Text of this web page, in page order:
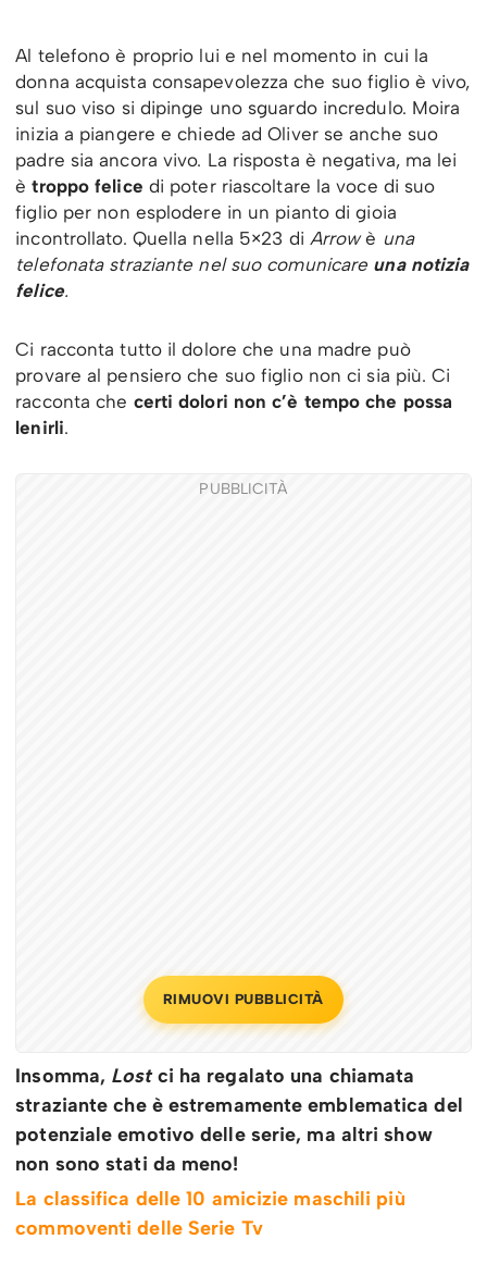
Al telefono è proprio lui e nel momento in cui la
donna acquista consapevolezza che suo figlio è vivo,
sul suo viso si dipinge uno sguardo incredulo. Moira
inizia a piangere e chiede ad Oliver se anche suo
padre sia ancora vivo. La risposta è negativa, ma lei
ètroppo felice di poter riascoltare la voce di suo
figlio per non esplodere in un pianto di gioia
incontrollato. Quella nella 5×23 di Arrowè una
telefonata straziante nel suo comunicare una notizia
felice.
Ci racconta tutto il dolore che una madre può
provare al pensiero che suo figlio non ci sia più. Ci
racconta che certi dolori non c’è tempo che possa
lenirli.
PUBBLICITÀ
RIMUOVI PUBBLICITÀ
Insomma, Lostci ha regalato una chiamata
straziante che è estremamente emblematica del
potenziale emotivo delle serie, ma altri show
non sono stati da meno!
La classifica delle 10 amicizie maschili più
commoventi delle Serie Tv